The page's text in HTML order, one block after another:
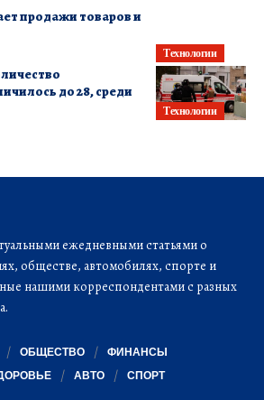
Технологии
продажи товаров и
Технологии
до 28, среди
ежедневными статьями о
обществе, автомобилях, спорте и
нашими корреспондентами с разных
ОБЩЕСТВО
ФИНАНСЫ
АВТО СПОРТ